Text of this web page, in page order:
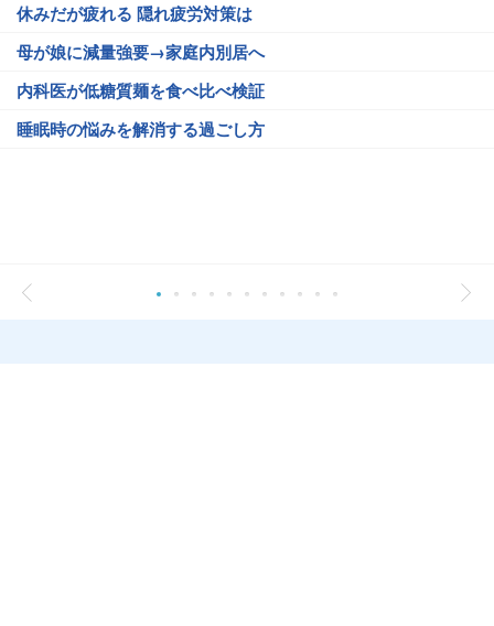
休みだが疲れる 隠れ疲労対策は
母が娘に減量強要→家庭内別居へ
内科医が低糖質麺を食べ比べ検証
睡眠時の悩みを解消する過ごし方